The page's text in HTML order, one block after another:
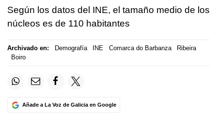
Según los datos del INE, el tamaño medio de los
núcleos es de 110 habitantes
Archivado en: Demografía INE Comarca do Barbanza
Ribeira
Boiro
Añade a La Voz de Galicia en Google